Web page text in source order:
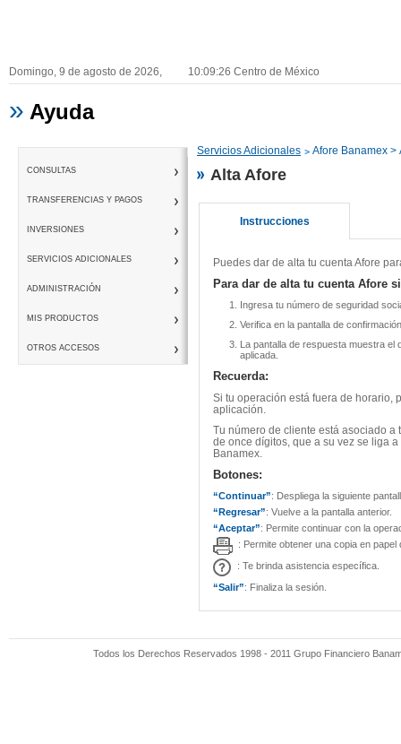
Domingo, 9 de agosto de 2026, 10:09:27 Centro de México
» Ayuda
CONSULTAS
TRANSFERENCIAS Y PAGOS
INVERSIONES
SERVICIOS ADICIONALES
ADMINISTRACIÓN
MIS PRODUCTOS
OTROS ACCESOS
Servicios Adicionales Afore Banamex >
Alta Afore
Instrucciones
Puedes dar de alta tu cuenta Afore
Para dar de alta tu cuenta Afore
Ingresa tu número de seguridad
Verifica en la pantalla de
La pantalla de respuesta muestra el
aplicada.
Recuerda:
Si tu operación está fuera de horario,
aplicación.
Tu número de cliente está asociado
de once dígitos, que a su vez se liga
Banamex.
Botones:
“Continuar”: Despliega la siguiente
“Regresar”: Vuelve a la pantalla anterior.
“Aceptar”: Permite continuar con la
: Permite obtener una copia en
: Te brinda asistencia específica.
“Salir”: Finaliza la sesión.
Todos los Derechos Reservados 1998 - 2011 Grupo Financiero